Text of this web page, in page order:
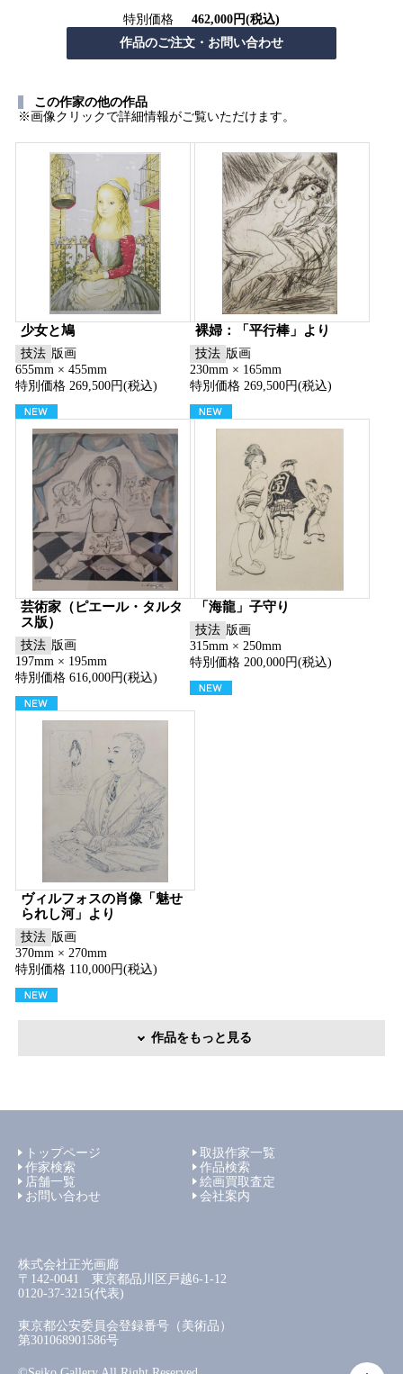
特別価格 462,000円(税込)
この作家の他の作品
※画像クリックで詳細情報がご覧いただけます。
少女と鳩
技法 版画
655mm × 455mm
特別価格 269,500円(税込)
裸婦：「平行棒」より
技法 版画
230mm × 165mm
特別価格 269,500円(税込)
芸術家（ピエール・タルタ
ス版）
技法 版画
197mm × 195mm
特別価格 616,000円(税込)
「海龍」子守り
技法 版画
315mm × 250mm
特別価格 200,000円(税込)
ヴィルフォスの肖像「魅せ
られし河」より
技法 版画
370mm × 270mm
特別価格 110,000円(税込)
作品をもっと見る
トップページ
取扱作家一覧
作家検索
作品検索
店舗一覧
絵画買取査定
お問い合わせ
会社案内
株式会社正光画廊
〒142-0041 東京都品川区戸越6-1-12
0120-37-3215(代表)
東京都公安委員会登録番号（美術品）
第301068901586号